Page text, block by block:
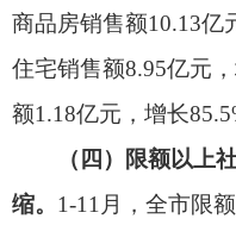
28.9%，增速较1-10月提
从商品零售类看。全
商品零售额同比增速呈现
化办公用品类商品零售额
238.8%、287%。书报杂